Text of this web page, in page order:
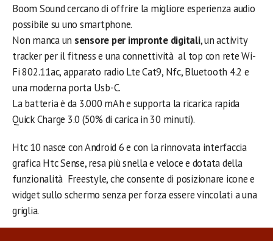
Boom Sound cercano di offrire la migliore esperienza audio
possibile su uno smartphone.
Non manca un sensore per impronte digitali, un activity
tracker per il fitness e una connettività al top con rete Wi-
Fi 802.11ac, apparato radio Lte Cat9, Nfc, Bluetooth 4.2 e
una moderna porta Usb-C.
La batteria è da 3.000 mAh e supporta la ricarica rapida
Quick Charge 3.0 (50% di carica in 30 minuti).
Htc 10 nasce con Android 6 e con la rinnovata interfaccia
grafica Htc Sense, resa più snella e veloce e dotata della
funzionalità Freestyle, che consente di posizionare icone e
widget sullo schermo senza per forza essere vincolati a una
griglia.